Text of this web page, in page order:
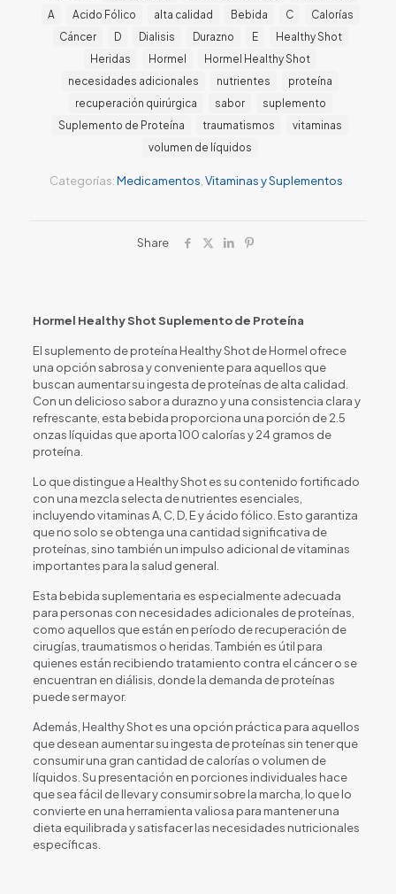
Categorías:Medicamentos Vitaminas y Suplementos
A
Acido Fólico alta calidad Bebida C
Calorías
Cáncer
D Dialisis Durazno E
Healthy Shot
Heridas
Hormel
Hormel Healthy Shot
necesidades adicionales
nutrientes
proteína
recuperación quirúrgica
sabor
suplemento
Suplemento de Proteína
traumatismos
vitaminas
volumen de líquidos
Share
Hormel Healthy Shot Suplemento de Proteína
El suplemento de proteína Healthy Shot de Hormel ofrece
una opción sabrosa y conveniente para aquellos que
buscan aumentar su ingesta de proteínas de alta calidad.
Con un delicioso sabor a durazno y una consistencia clara y
refrescante, esta bebida proporciona una porción de 2.5
onzas líquidas que aporta 100 calorías y 24 gramos de
proteína.
Lo que distingue a Healthy Shot es su contenido fortificado
con una mezcla selecta de nutrientes esenciales,
incluyendo vitaminas A, C, D, E y ácido fólico. Esto garantiza
que no solo se obtenga una cantidad significativa de
proteínas, sino también un impulso adicional de vitaminas
importantes para la salud general.
Esta bebida suplementaria es especialmente adecuada
para personas con necesidades adicionales de proteínas,
como aquellos que están en período de recuperación de
cirugías, traumatismos o heridas. También es útil para
quienes están recibiendo tratamiento contra el cáncer o se
encuentran en diálisis, donde la demanda de proteínas
puede ser mayor.
Además, Healthy Shot es una opción práctica para aquellos
que desean aumentar su ingesta de proteínas sin tener que
consumir una gran cantidad de calorías o volumen de
líquidos. Su presentación en porciones individuales hace
que sea fácil de llevar y consumir sobre la marcha, lo que lo
convierte en una herramienta valiosa para mantener una
dieta equilibrada y satisfacer las necesidades nutricionales
específicas.